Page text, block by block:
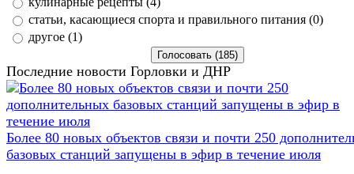
статьи, касающиеся спорта и правильного питания (0)
другое (1)
Последние новости Горловки и ДНР
Более 80 новых объектов связи и почти 250
базовых станций запущены в эфир в течение июля